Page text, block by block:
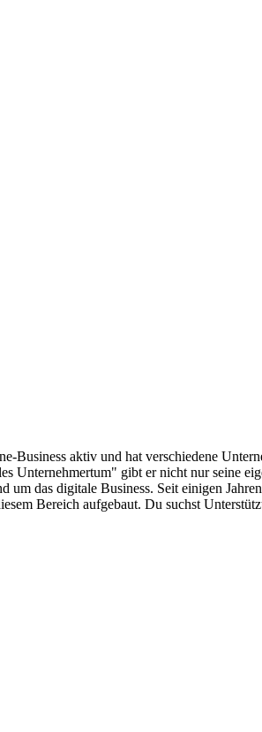
Business aktiv und hat verschiedene
Unternehmertum" gibt er nicht nur seine
das digitale Business. Seit einigen
Bereich aufgebaut. Du suchst